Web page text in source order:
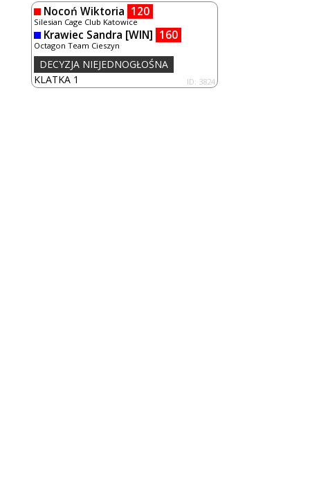
Nocoń Wiktoria 120
Silesian Cage Club Katowice
Krawiec Sandra [WIN] 160
Octagon Team Cieszyn
KLATKA 1 ID: 3824
DECYZJA NIEJEDNOGŁOŚNA